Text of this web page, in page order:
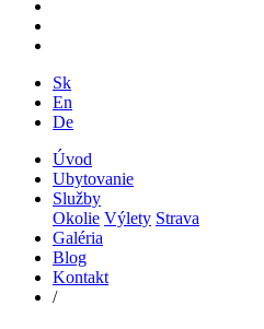
Sk
En
De
Úvod
Ubytovanie
Služby
Okolie Výlety Strava
Galéria
Blog
Kontakt
/